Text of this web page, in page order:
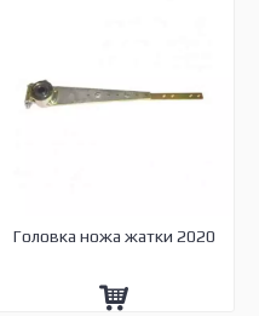
Головка ножа жатки 2020